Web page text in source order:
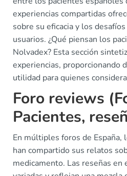
experiencias compartidas
sobre su eficacia y los
usuarios. ¿Qué piensan los
Nolvadex? Esta sección
experiencias, proporcionando
utilidad para quienes
Foro reviews
Pacientes,
En múltiples foros de España,
han compartido sus relatos
medicamento. Las reseñas en